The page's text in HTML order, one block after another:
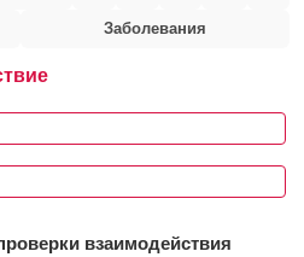
Заболевания
взаимодействия